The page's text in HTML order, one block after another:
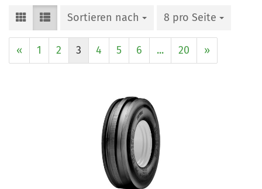
Sortieren nach 8 pro Seite
« 1 2 3 4 5 6 ... 20 »